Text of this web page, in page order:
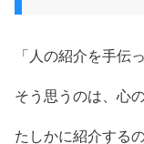
「人の紹介を手伝
そう思うのは、心
たしかに紹介する